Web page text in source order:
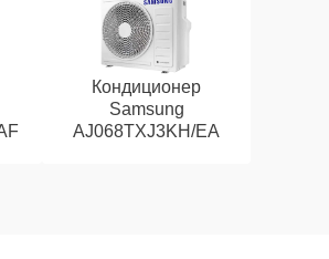
Кондиционер
Samsung
AJ068TXJ3KH/EA